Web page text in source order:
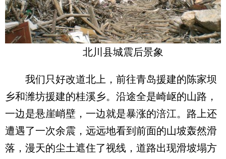
北川县城震后景象
我们只好改道北上，前往青岛援建的陈家坝
乡和潍坊援建的桂溪乡。沿途全是崎岖的山路，
一边是悬崖峭壁，一边就是暴涨的涪江。路上还
遭遇了一次余震，远远地看到前面的山坡轰然滑
落，漫天的尘土遮住了视线，道路出现滑坡塌方